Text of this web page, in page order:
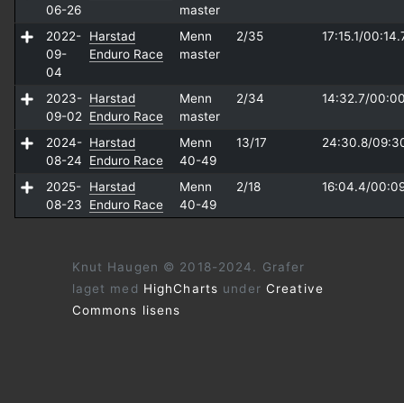
06-26
master
2022-
09-
04
Harstad
Enduro Race
Menn
master
2/35 17:15.1/
2023-
09-02
Harstad
Enduro Race
Menn
master
2/34 14:32.7/
2024-
08-24
Harstad
Enduro Race
Menn
40-49
13/17 24:30.8/
2025-
08-23
Harstad
Enduro Race
Menn
40-49
2/18 16:04.4/
Knut Haugen © 2018-2024. Grafer
laget med HighCharts under Creative
Commons lisens